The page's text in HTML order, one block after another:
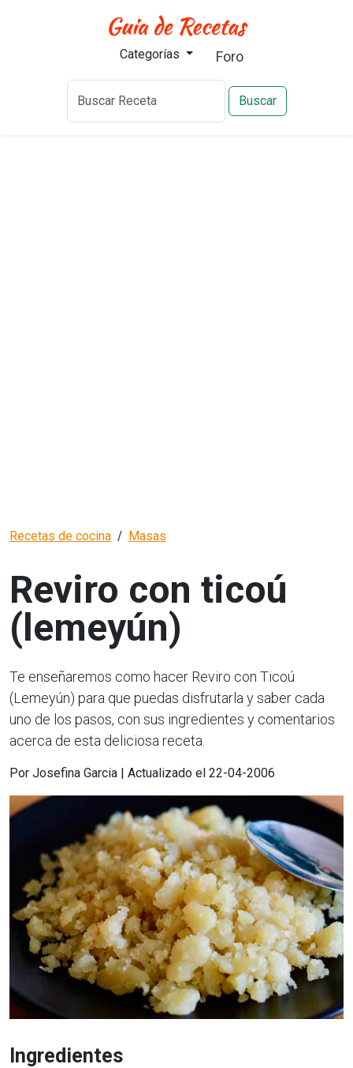
Categorías Foro
Buscar
Recetas de cocina Masas
Reviro con ticoú
(lemeyún)
Te enseñaremos como hacer Reviro con Ticoú
(Lemeyún) para que puedas disfrutarla y saber cada
uno de los pasos, con sus ingredientes y comentarios
acerca de esta deliciosa receta.
Por Josefina Garcia | Actualizado el 22-04-2006
Ingredientes